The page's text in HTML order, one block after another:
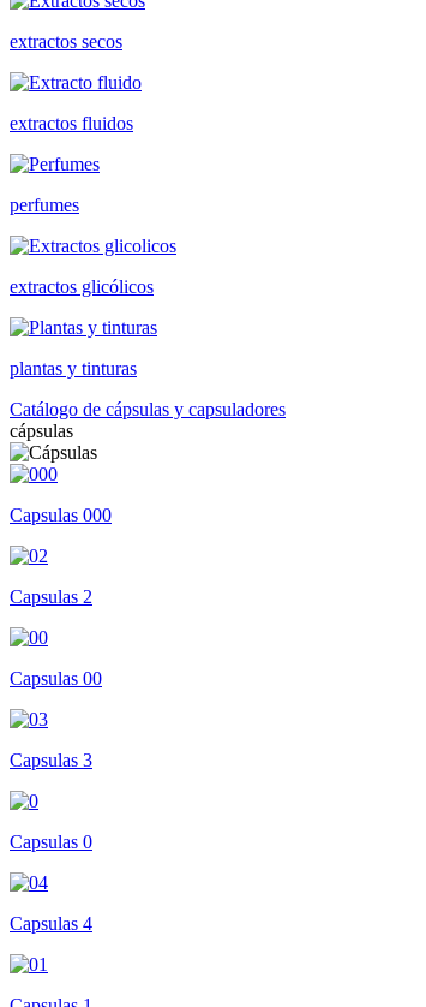
extractos secos
extractos fluidos
perfumes
extractos glicólicos
plantas y tinturas
Catálogo de cápsulas y capsuladores
cápsulas
Capsulas 000
Capsulas 2
Capsulas 00
Capsulas 3
Capsulas 0
Capsulas 4